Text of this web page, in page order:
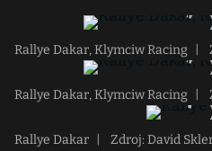
Rallye Dakar, Klymciw Racing
Rallye Dakar, Klymciw Racing
Rallye Dakar Zdroj: David